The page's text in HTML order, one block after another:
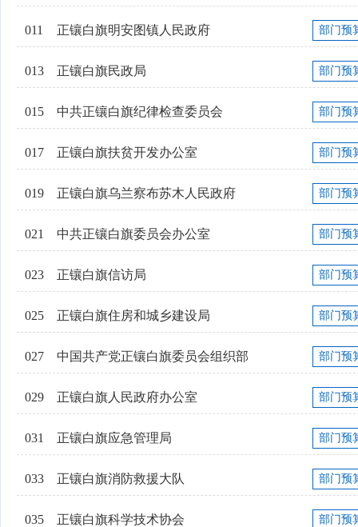
011 正镶白旗明安图镇人民政府 部门预
013 正镶白旗民政局 部门预
015 中共正镶白旗纪律检查委员会 部门预
017 正镶白旗扶贫开发办公室 部门预
019 正镶白旗乌兰察布苏木人民政府 部门预
021 中共正镶白旗委员会办公室 部门预
023 正镶白旗信访局 部门预
025 正镶白旗住房和城乡建设局 部门预
027 中国共产党正镶白旗委员会组织部 部门预
029 正镶白旗人民政府办公室 部门预
031 正镶白旗应急管理局 部门预
033 正镶白旗消防救援大队 部门预
035 正镶白旗科学技术协会 部门预